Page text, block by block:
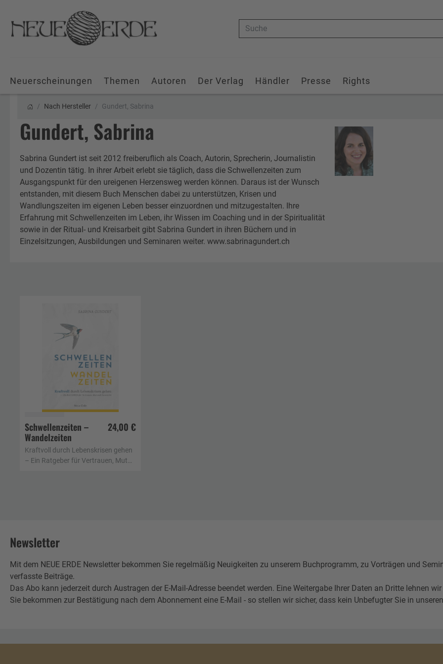
Suche
Neuerscheinungen Themen Autoren Der Verlag Händler Presse Rights
Nach Hersteller Gundert, Sabrina
Gundert, Sabrina
Sabrina Gundert ist seit 2012 freiberuflich als Coach, Autorin, Sprecherin, Journalistin
und Dozentin tätig. In ihrer Arbeit erlebt sie täglich, dass die Schwellenzeiten zum
Ausgangspunkt für den ureigenen Herzensweg werden können. Daraus ist der Wunsch
entstanden, mit diesem Buch Menschen dabei zu unterstützen, Krisen und
Wandlungszeiten im eigenen Leben besser einzuordnen und mitzugestalten. Ihre
Erfahrung mit Schwellenzeiten im Leben, ihr Wissen im Coaching und in der Spiritualität
sowie in der Ritual- und Kreisarbeit gibt Sabrina Gundert in ihren Büchern und in
Einzelsitzungen, Ausbildungen und Seminaren weiter. www.sabrinagundert.ch
In den Warenkorb
Schwellenzeiten –
Wandelzeiten
24,00 €
Kraftvoll durch Lebenskrisen gehen
– Ein Ratgeber für Vertrauen, Mut
Newsletter
Mit dem NEUE ERDE Newsletter bekommen Sie regelmäßig Neuigkeiten zu unserem Buchprogramm, zu Vorträgen und
verfasste Beiträge.
Das Abo kann jederzeit durch Austragen der E-Mail-Adresse beendet werden. Eine Weitergabe Ihrer Daten an Dritte lehnen wir
Sie bekommen zur Bestätigung nach dem Abonnement eine E-Mail - so stellen wir sicher, dass kein Unbefugter Sie in